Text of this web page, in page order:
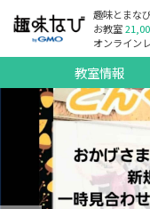
趣味とまな
お教室
オンライン
教室情報